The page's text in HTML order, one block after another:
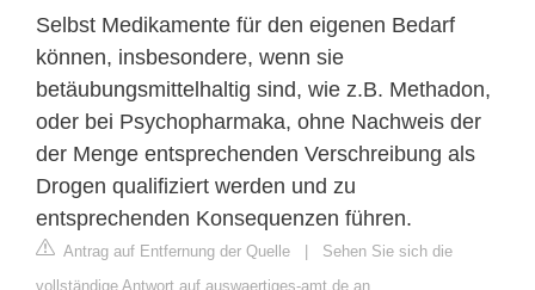
Selbst Medikamente für den eigenen Bedarf
können, insbesondere, wenn sie
betäubungsmittelhaltig sind, wie z.B. Methadon,
oder bei Psychopharmaka, ohne Nachweis der
der Menge entsprechenden Verschreibung als
Drogen qualifiziert werden und zu
entsprechenden Konsequenzen führen.
Antrag auf Entfernung der Quelle | Sehen Sie sich die
vollständige Antwort auf auswaertiges-amt.de an